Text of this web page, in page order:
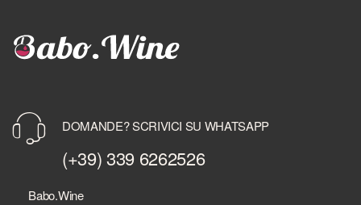
DOMANDE? SCRIVICI SU WHATSAPP
(+39) 339 6262526
Babo.Wine